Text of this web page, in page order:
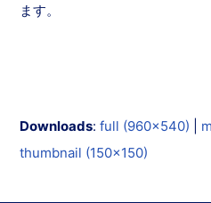
ます。
Downloads:full (960x540)
thumbnail (150x150)